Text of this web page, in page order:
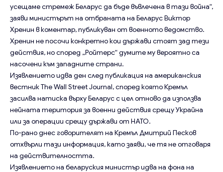
усещаме стремеж Беларус да бъде въвлечена в тази война“,
заяви министърът на отбраната на Беларус Виктор
Хренин в коментар, публикуван от военното ведомство.
Хренин не посочи конкретно кои държави стоят зад тези
действия, но според „Ройтерс“ думите му вероятно са
насочени към западните страни.
Изявлението идва ден след публикация на американския
вестник The Wall Street Journal, според която Кремъл
засилва натиска върху Беларус с цел отново да използва
нейната територия за военни действия срещу Украйна
или за операции срещу държави от НАТО.
По-рано днес говорителят на Кремъл Дмитрий Песков
отхвърли тази информация, като заяви, че тя не отговаря
на действителността.
Изявлението на беларуския министър идва на фона на